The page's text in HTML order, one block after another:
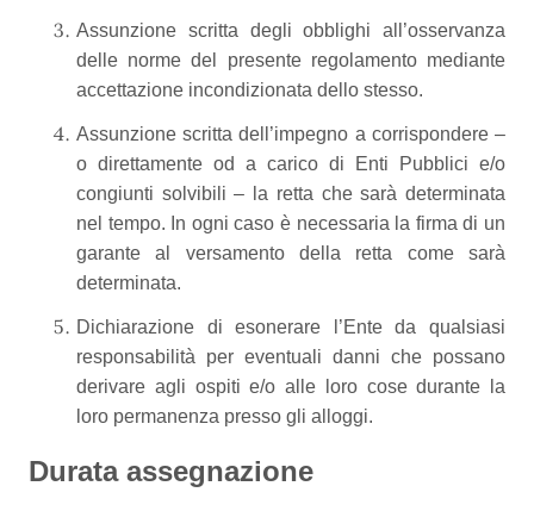
Assunzione scritta degli obblighi all’osservanza
delle norme del presente regolamento mediante
accettazione incondizionata dello stesso.
Assunzione scritta dell’impegno a corrispondere –
o direttamente od a carico di Enti Pubblici e/o
congiunti solvibili – la retta che sarà determinata
nel tempo. In ogni caso è necessaria la firma di un
garante al versamento della retta come sarà
determinata.
Dichiarazione di esonerare l’Ente da qualsiasi
responsabilità per eventuali danni che possano
derivare agli ospiti e/o alle loro cose durante la
loro permanenza presso gli alloggi.
Durata assegnazione